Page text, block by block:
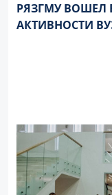
РЯЗГМУ ВОШЕЛ
АКТИВНОСТИ